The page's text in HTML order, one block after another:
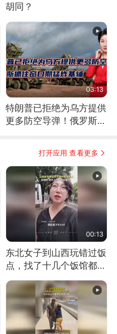
胡同？
03:13
特朗普已拒绝为乌方提供
更多防空导弹！俄罗斯抓
打开应用 查看更多
00:13
东北女子到山西玩错过饭
点，找了十几个饭馆都没
开门：午休到几点